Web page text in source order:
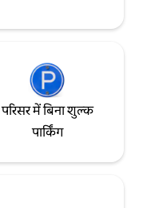
परिसर में बिना शुल्क
पार्किंग